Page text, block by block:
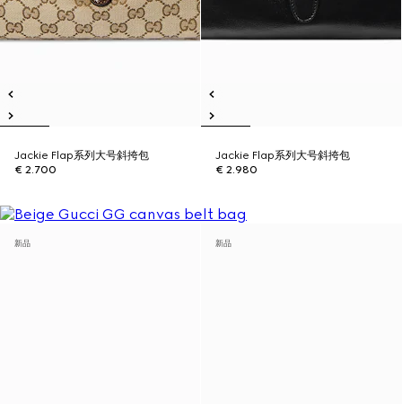
Jackie Flap系列大号斜挎包
€ 2.700
Jackie Flap系列大号斜挎包
€ 2.980
新品 新品